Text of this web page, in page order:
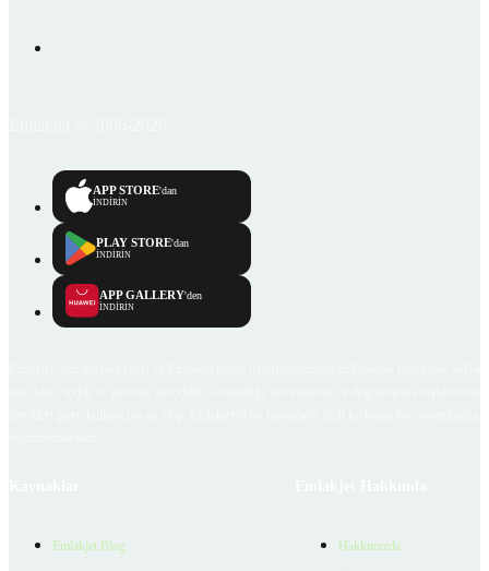
APP STORE'dan
İNDİRİN
PLAY STORE'dan
İNDİRİN
APP GALLERY'den
İNDİRİN
Emlakjet Blog Hakkımızda